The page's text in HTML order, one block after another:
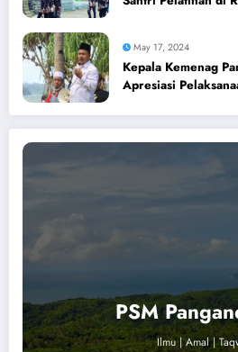
May 17, 2024
Kepala Kemenag
Apresiasi
PSM
Ilmu | Amal |